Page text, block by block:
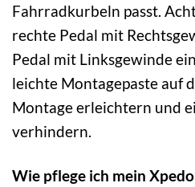
Fahrradkurbeln passt.
rechte Pedal mit
Pedal mit Linksgewinde
leichte Montagepaste auf
Montage erleichtern und
verhindern.
Wie pflege ich mein